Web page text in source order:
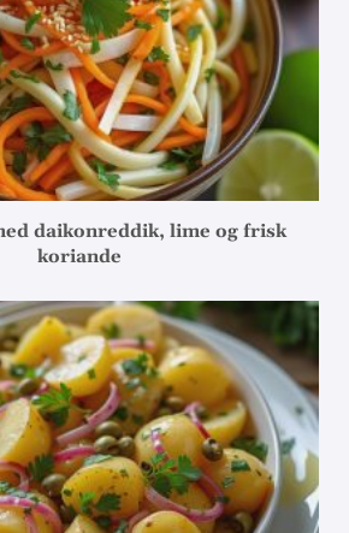
daikonreddik, lime og frisk
koriande